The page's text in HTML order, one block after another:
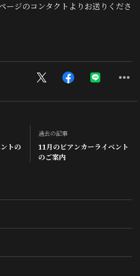
ージのコンタクトよりお送りくださ
トの
過去の記事
11月のビアンカーライベント
のご案内